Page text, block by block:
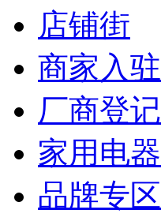
店铺街
商家入驻
厂商登记
家用电器
品牌专区